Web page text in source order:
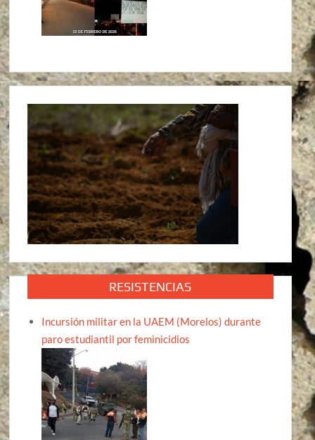
RESISTENCIAS
Incursión militar en la UAEM (Morelos) durante
paro estudiantil por feminicidios